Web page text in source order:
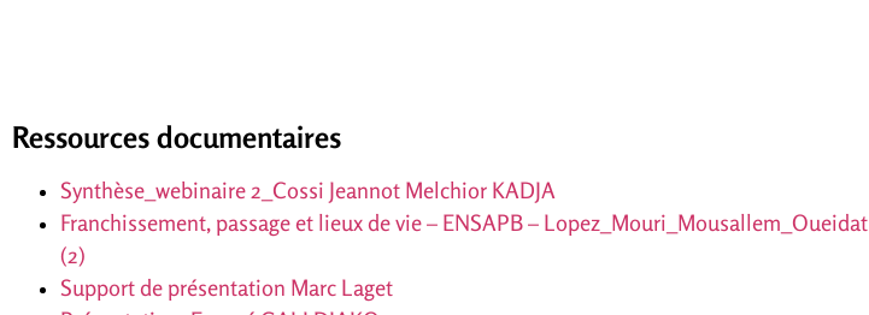
Ressources documentaires
Synthèse_webinaire 2_Cossi Jeannot Melchior KADJA
Franchissement, passage et lieux de vie – ENSAPB – Lopez_Mouri_Mousallem_Oueidat
(2)
Support de présentation Marc Laget